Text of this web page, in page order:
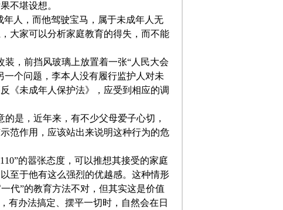
不堪设想。
人，而他驾驶宝马，属于未成年人无
大家可以分析家庭教育的得失，而不能
，前挡风玻璃上放置着一张“人民大会
个问题，李本人没有履行监护人对未
《未成年人保护法》，应受到相应的调
是，近年来，有不少父母爱子心切，
范作用，应该站出来说明这种行为的危
的嚣张态度，可以推想其接受的家庭
至于他有这么强烈的优越感。这种情形
代”的教育方法不对，但其实这是价值
办法搞定、摆平一切时，自然会在日